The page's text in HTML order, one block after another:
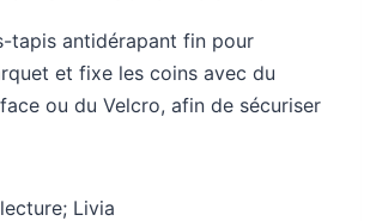
tapis antidérapant fin pour
et fixe les coins avec du
ou du Velcro, afin de sécuriser
Livia